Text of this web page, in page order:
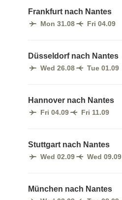
Frankfurt nach Nantes
Mon 31.08 Fri 04.09
Düsseldorf nach Nantes
Wed 26.08 Tue 01.09
Hannover nach Nantes
Fri 04.09 Fri 11.09
Stuttgart nach Nantes
Wed 02.09 Wed 09.09
München nach Nantes